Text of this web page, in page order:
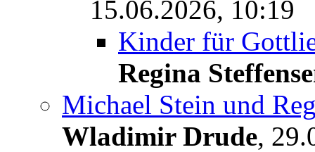
15.06.2026, 10:19
Kinder für
Regina
Michael Stein und
Wladimir Drude,